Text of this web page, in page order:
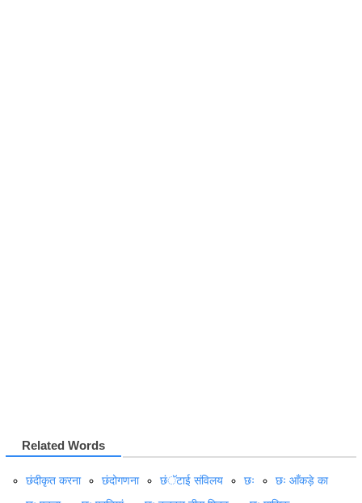
Related Words
छंदीकृत करना छंदोगणना छंॅटाई संविलय छः
छः आँकड़े का